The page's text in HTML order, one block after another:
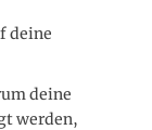
deine
deine
werden,